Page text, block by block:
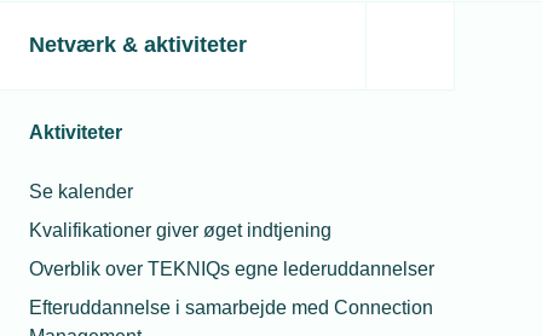
Netværk & aktiviteter
Aktiviteter
Se kalender
Kvalifikationer giver øget indtjening
Overblik over TEKNIQs egne lederuddannelser
Efteruddannelse i samarbejde med Connection
medarbejder, der snart bliver far og skal på orlov?